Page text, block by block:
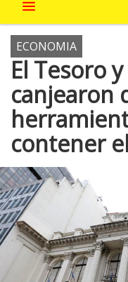
ECONOMIA
El Tesoro
canjearon
contener